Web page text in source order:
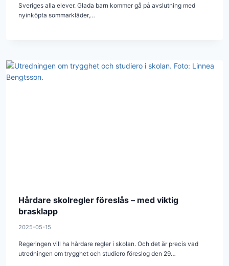
Sveriges alla elever. Glada barn kommer gå på avslutning med
nyinköpta sommarkläder,…
Hårdare skolregler föreslås – med viktig
brasklapp
2025-05-15
Regeringen vill ha hårdare regler i skolan. Och det är precis vad
utredningen om trygghet och studiero föreslog den 29…